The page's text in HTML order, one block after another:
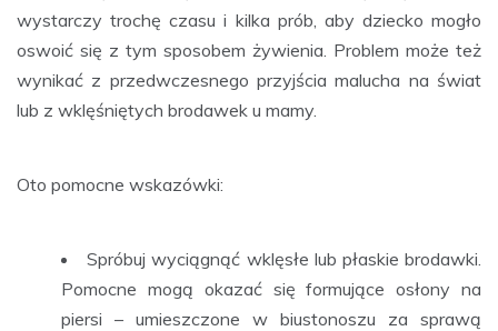
wystarczy trochę czasu i kilka prób, aby dziecko mogło
oswoić się z tym sposobem żywienia. Problem może też
wynikać z przedwczesnego przyjścia malucha na świat
lub z wklęśniętych brodawek u mamy.
Oto pomocne wskazówki:
Spróbuj wyciągnąć wklęsłe lub płaskie brodawki.
Pomocne mogą okazać się formujące osłony na
piersi – umieszczone w biustonoszu za sprawą